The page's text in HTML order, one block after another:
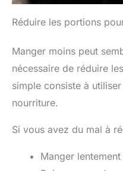
Réduire les portions
Manger moins peut
nécessaire de réduire
simple consiste à
nourriture.
Si vous avez du mal à
Manger